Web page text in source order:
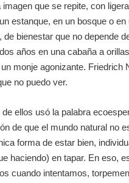
imagen que se repite, con
estanque, en un bosque o
de bienestar que no depende
años en una cabaña a
monje agonizante.
no puedo ver.
de ellos usó la palabra
de que el mundo natural no
forma de estar bien,
haciendo) en tapar. En eso,
cuando intentamos,